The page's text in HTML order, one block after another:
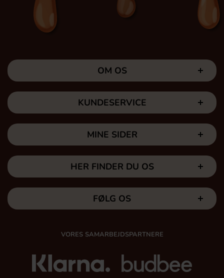
OM OS
KUNDESERVICE
MINE SIDER
HER FINDER DU OS
FØLG OS
VORES SAMARBEJDSPARTNERE